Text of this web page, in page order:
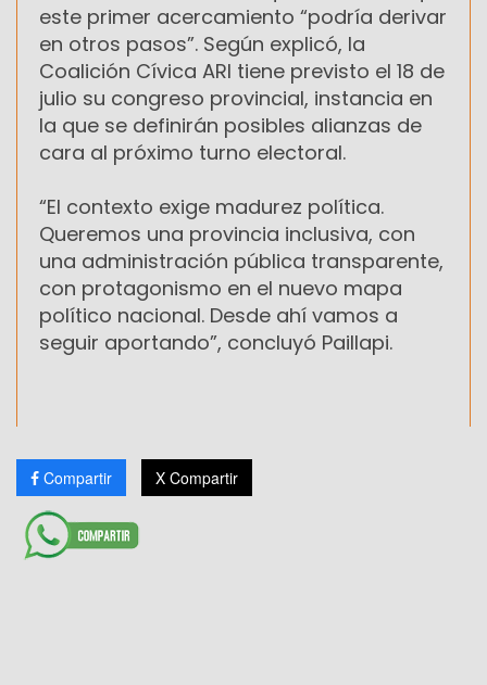
este primer acercamiento “podría derivar
en otros pasos”. Según explicó, la
Coalición Cívica ARI tiene previsto el 18 de
julio su congreso provincial, instancia en
la que se definirán posibles alianzas de
cara al próximo turno electoral.
“El contexto exige madurez política.
Queremos una provincia inclusiva, con
una administración pública transparente,
con protagonismo en el nuevo mapa
político nacional. Desde ahí vamos a
seguir aportando”, concluyó Paillapi.
Compartir X Compartir